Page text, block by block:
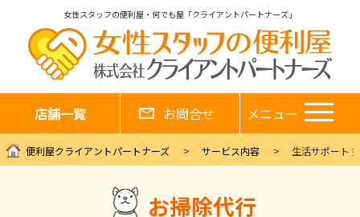
女性スタッフの便利屋・何でも屋「クライアントパートナーズ」
店舗一覧 お問合せ メニュー
便利屋クライアントパートナーズ サービス内容 生活サポート
お掃除代行